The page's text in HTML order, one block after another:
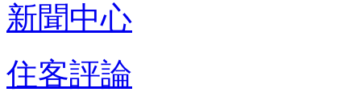
新聞中心
住客評論